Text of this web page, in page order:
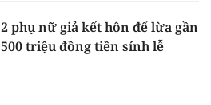
2 phụ nữ giả kết hôn để lừa gần
500 triệu đồng tiền sính lễ